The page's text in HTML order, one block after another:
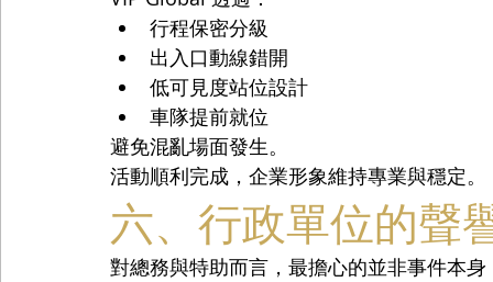
行程保密分級
出入口動線錯開
低可見度站位設計
車隊提前就位
避免混亂場面發生。
活動順利完成，企業形象維持專業與穩定。
六、行政單位的聲
對總務與特助而言，最擔心的並非事件本